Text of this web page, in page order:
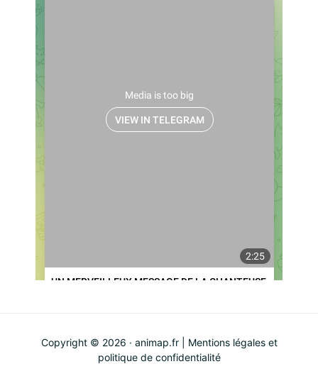
Copyright © 2026 · animap.fr | Mentions légales et
politique de confidentialité